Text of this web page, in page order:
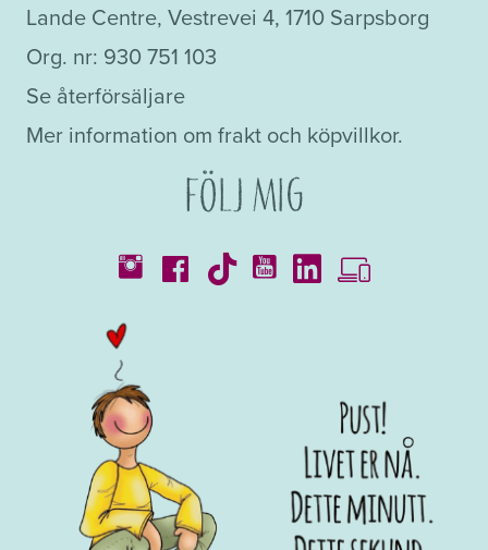
Lande Centre, Vestrevei 4, 1710 Sarpsborg
Org. nr: 930 751 103
Se återförsäljare
Mer information om frakt och köpvillkor.
Följ mig
Kataloger